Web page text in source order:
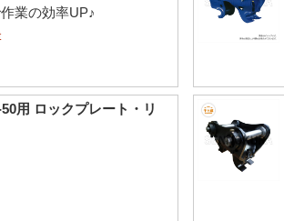
業の効率UP♪
用 ロックプレート・リ